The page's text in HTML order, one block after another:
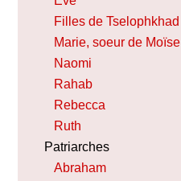
Filles de Tselophkhad
Marie, soeur de Moïse
Naomi
Rahab
Rebecca
Ruth
Patriarches
Abraham